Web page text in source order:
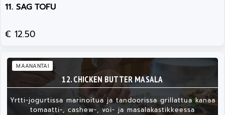
11. SAG TOFU
€ 12.50
12. CHICKEN BUTTER MASALA
Yrtti-jogurtissa marinoitua ja tandoorissa grillattua kanaa
tomaatti-, cashew-, voi- ja masalakastikkeessa
MAANANTAI